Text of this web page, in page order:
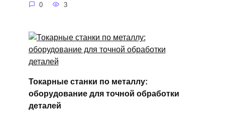
0 3
Токарные станки по металлу:
оборудование для точной обработки
деталей